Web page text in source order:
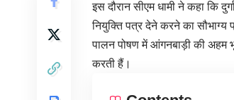
इस दौरान सीएम धामी ने कहा कि
नियुक्ति पत्र देने करने का सौभाग्य
पालन पोषण में आंगनबाड़ी की अहम
करती हैं।